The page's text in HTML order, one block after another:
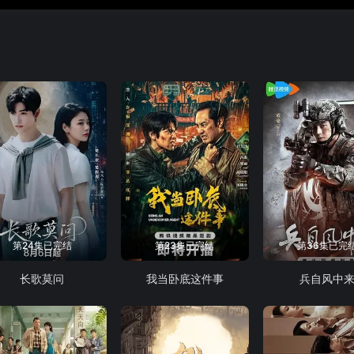
第24集已完结
长歌莫问
第23集已完结
我当卧底这件事
第36集已完
兵自风中